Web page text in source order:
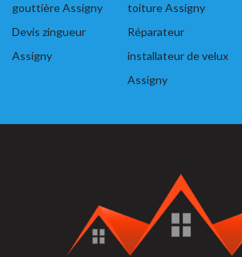
gouttière Assigny
Devis zingueur
Assigny
toiture Assigny
Réparateur
installateur de velux
Assigny